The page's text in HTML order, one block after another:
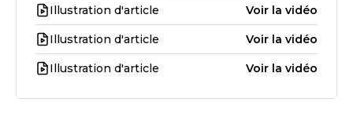
Illustration d'article Voir la vidéo
Illustration d'article Voir la vidéo
Illustration d'article Voir la vidéo